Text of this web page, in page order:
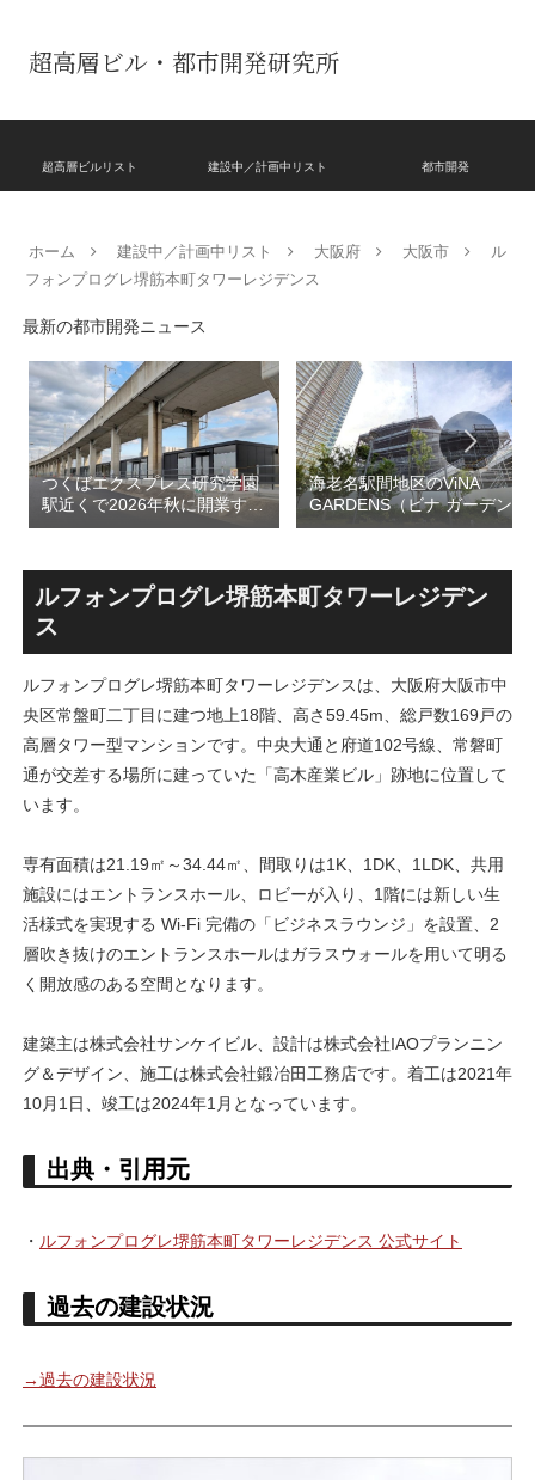
超高層ビル・都市開発研究所
超高層ビルリスト 建設中／計画中リスト 都市開発
ホーム 建設中／計画中リスト 大阪府 大阪市
ル
フォンプログレ堺筋本町タワーレジデンス
最新の都市開発ニュース
つくばエクスプレス研究学園
駅近くで2026年秋に開業する
高架下商業施設「寿横
跡地の開発計画や商業ビル建
設進行などにより駅前商業地
が形成へ！！
海老名駅間地区のViNA
GARDENS（ビナ ガーデン
ズ）で建設中の「（仮称）フ
テル温浴棟」2026年夏時点建
設状況！！天然温泉のほか子
育て・ペット関連の複合施設
ルフォンプログレ堺筋本町タワーレジデン
ス
ルフォンプログレ堺筋本町タワーレジデンスは、大阪府大阪市中
央区常盤町二丁目に建つ地上18階、高さ59.45m、総戸数169戸の
高層タワー型マンションです。中央大通と府道102号線、常磐町
通が交差する場所に建っていた「高木産業ビル」跡地に位置して
います。
専有面積は21.19㎡～34.44㎡、間取りは1K、1DK、1LDK、共用
施設にはエントランスホール、ロビーが入り、1階には新しい生
活様式を実現する Wi-Fi 完備の「ビジネスラウンジ」を設置、2
層吹き抜けのエントランスホールはガラスウォールを用いて明る
く開放感のある空間となります。
建築主は株式会社サンケイビル、設計は株式会社IAOプランニン
グ＆デザイン、施工は株式会社鍛冶田工務店です。着工は2021年
10月1日、竣工は2024年1月となっています。
出典・引用元
・ ルフォンプログレ堺筋本町タワーレジデンス 公式サイト
過去の建設状況
→過去の建設状況